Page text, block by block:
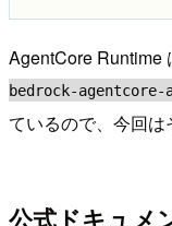
AgentCore Runtime
bedrock-agentcore-
ているので、今回は
公式ドキュメ